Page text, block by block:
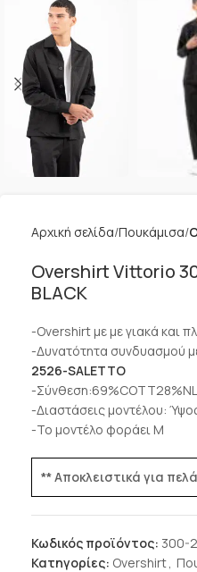
Αρχική σελίδα Πουκάμισα
Overshirt Vittorio
BLACK
-Overshirt με με γιακά και
-Δυνατότητα συνδυασμού
2526-SALETTO
-
-Διαστάσεις μοντέλου:
-Το μοντέλο φοράει Μ
** Αποκλειστικά για
Κωδικός προϊόντος: 300-
Κατηγορίες: Overshirt,